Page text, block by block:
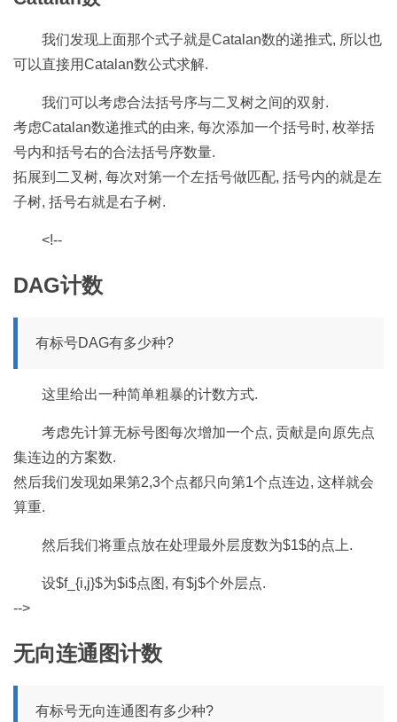
我们发现上面那个式子就是Catalan数的递推式, 所以也
可以直接用Catalan数公式求解.
我们可以考虑合法括号序与二叉树之间的双射.
考虑Catalan数递推式的由来, 每次添加一个括号时, 枚举括
号内和括号右的合法括号序数量.
拓展到二叉树, 每次对第一个左括号做匹配, 括号内的就是左
子树, 括号右就是右子树.
<!--
DAG计数
有标号DAG有多少种?
这里给出一种简单粗暴的计数方式.
考虑先计算无标号图每次增加一个点, 贡献是向原先点
集连边的方案数.
然后我们发现如果第2,3个点都只向第1个点连边, 这样就会
算重.
然后我们将重点放在处理最外层度数为$1$的点上.
设$f_{i,j}$为$i$点图, 有$j$个外层点.
-->
无向连通图计数
有标号无向连通图有多少种?